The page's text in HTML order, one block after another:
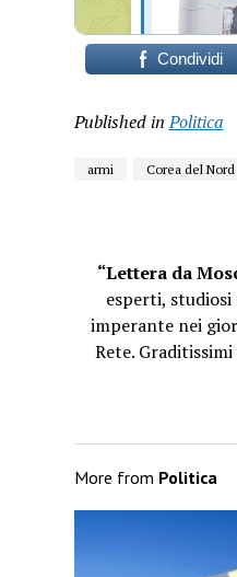
Condividi
Published in Politica
armi Corea del Nord
“Lettera da
esperti, studiosi
imperante nei
Rete.
More from Politica